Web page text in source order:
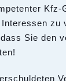
Kfz-
zu
Sie den